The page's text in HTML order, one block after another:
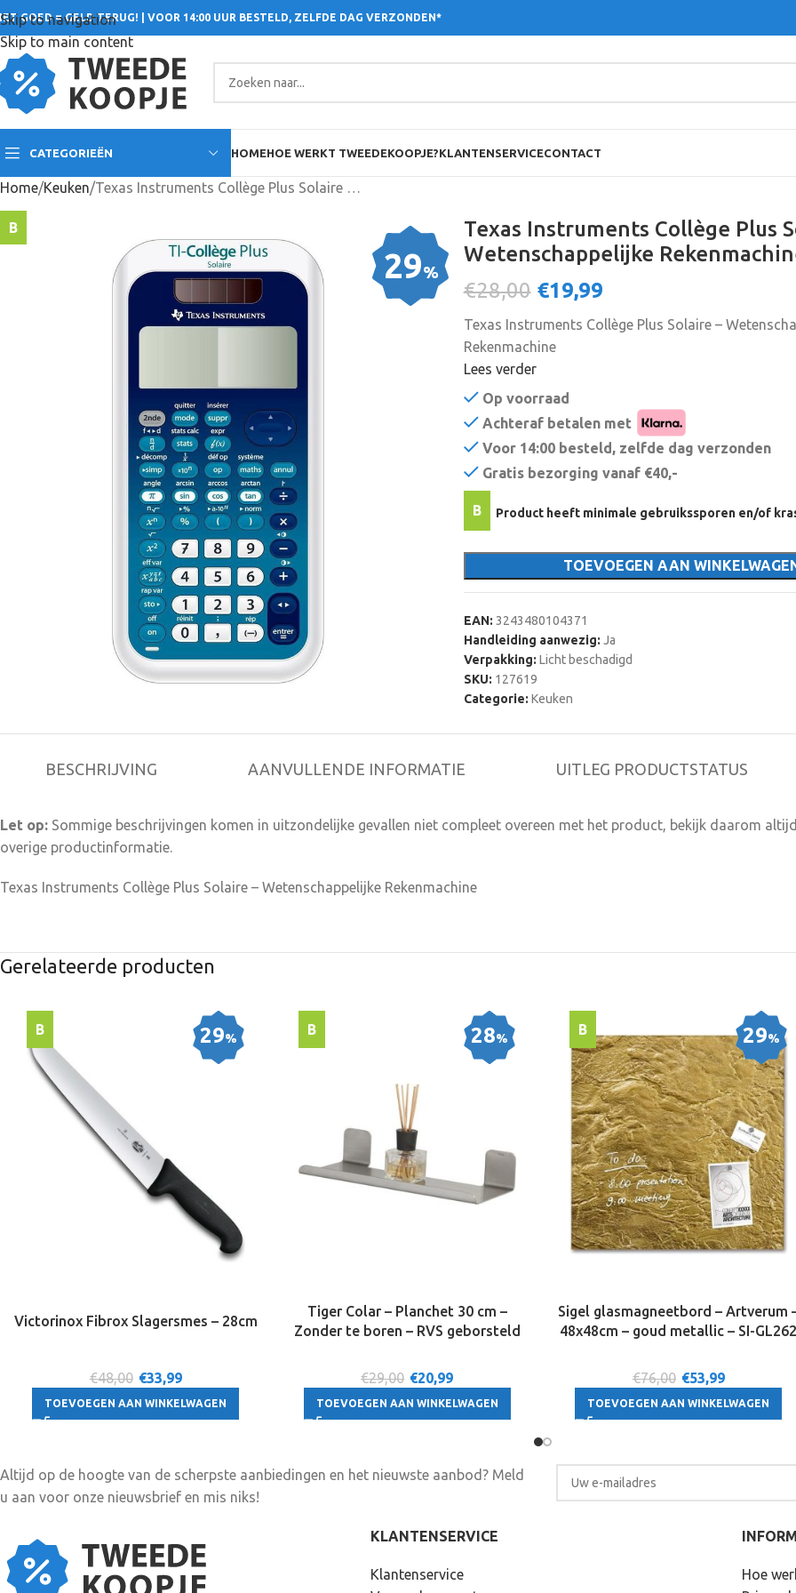
Skip to navigation
Skip to main content
GOED = GELD TERUG! | VOOR 14:00 UUR BESTELD, ZELFDE DAG VERZONDEN*
CATEGORIEËN HOMEHOE WERKT TWEEDEKOOPJE?KLANTENSERVICECONTACT
Home Keuken Texas Instruments Collège Plus Solaire – Wetenschappelijke Rekenmachine
B
29%
Texas Instruments Collège Plus
Wetenschappelijke
€28,00 €19,99
Texas Instruments Collège Plus Solaire –
Rekenmachine
Lees verder
Op voorraad
Achteraf betalen met
Voor 14:00 besteld, zelfde dag verzonden
Gratis bezorging vanaf €40,-
B Product heeft minimale gebruikssporen en/of
TOEVOEGEN AAN
EAN: 3243480104371
Handleiding aanwezig: Ja
Verpakking: Licht beschadigd
SKU: 127619
Categorie: Keuken
BESCHRIJVING AANVULLENDE INFORMATIE UITLEG PRODUCTSTATUS
Let op: Sommige beschrijvingen komen in uitzondelijke gevallen niet compleet overeen met het product, bekijk daarom
overige productinformatie.
Texas Instruments Collège Plus Solaire – Wetenschappelijke Rekenmachine
Gerelateerde producten
29%
B
Victorinox Fibrox Slagersmes – 28cm
€48,00 €33,99
TOEVOEGEN AAN WINKELWAGEN
28%
B
Tiger Colar – Planchet 30 cm –
Zonder te boren – RVS geborsteld
€29,00 €20,99
TOEVOEGEN AAN WINKELWAGEN
29%
B
Sigel glasmagneetbord – Artverum
48x48cm – goud metallic – SI-
€76,00 €53,99
TOEVOEGEN AAN WINKELWAGEN
Altijd op de hoogte van de scherpste aanbiedingen en het nieuwste aanbod? Meld
u aan voor onze nieuwsbrief en mis niks!
KLANTENSERVICE
Klantenservice
Hoe